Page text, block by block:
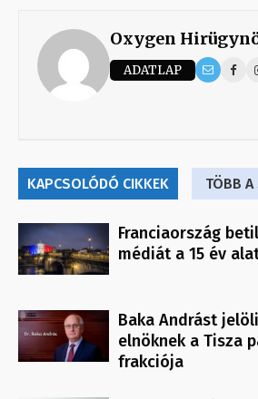
Oxygen
ADATLAP
KAPCSOLÓDÓ CIKKEK TÖBB A
Franciaország
médiát a 15 év
Baka Andrást
elnöknek a Tisza
frakciója